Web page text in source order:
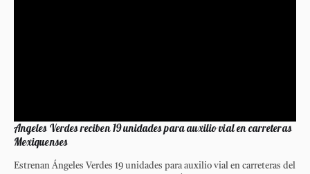
Angeles Verdes reciben 19 unidades para auxilio vial en carreteras
Mexiquenses
Estrenan Ángeles Verdes 19 unidades para auxilio vial en carreteras del